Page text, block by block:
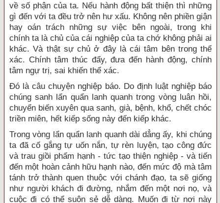
về số phận của ta. Nếu hành động bất thiện thì những
gì đến với ta đều trở nên hư xấu. Không nên phiền giận
hay oán trách những sự việc bên ngoài, trong khi
chính ta là chủ của cái nghiệp của ta chớ không phải ai
khác. Và thật sự chủ ở đây là cái tâm bên trong thể
xác. Chính tâm thúc đẩy, đưa đến hành động, chính
tâm ngự trị, sai khiến thể xác.
Ðó là câu chuyện nghiệp báo. Do định luật nghiệp báo
chúng sanh lẩn quẩn lanh quanh trong vòng luân hồi,
chuyển biến xuyên qua sanh, già, bệnh, khổ, chết chóc
triền miên, hết kiếp sống này đến kiếp khác.
Trong vòng lẩn quẩn lanh quanh dài dẳng ấy, khi chúng
ta đã cố gắng tự uốn nắn, tự rèn luyện, tạo công đức
và trau giồi phẩm hạnh - tức tạo thiện nghiệp - và tiến
đến một hoàn cảnh hữu hạnh nào, đến mức độ mà tâm
tánh trở thành quen thuộc với chánh đạo, ta sẽ giống
như người khách đi đường, nhắm đến một nơi nọ, và
cuộc đi có thể suôn sẻ dễ dàng. Muốn đi từ nơi này